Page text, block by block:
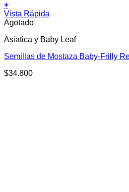
+
Vista Rápida
Agotado
Asiatica y Baby Leaf
Semillas de Mostaza Baby-Frilly
$34.800